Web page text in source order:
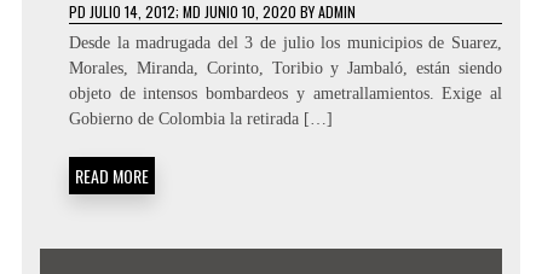
PD JULIO 14, 2012; MD JUNIO 10, 2020 BYADMIN
Desde la madrugada del 3 de julio los municipios de Suarez,
Morales, Miranda, Corinto, Toribio y Jambaló, están siendo
objeto de intensos bombardeos y ametrallamientos. Exige al
Gobierno de Colombia la retirada […]
READ MORE